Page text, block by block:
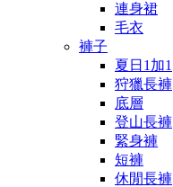
連身裙
毛衣
褲子
夏日1加1
狩獵長褲
底層
登山長褲
緊身褲
短褲
休閒長褲